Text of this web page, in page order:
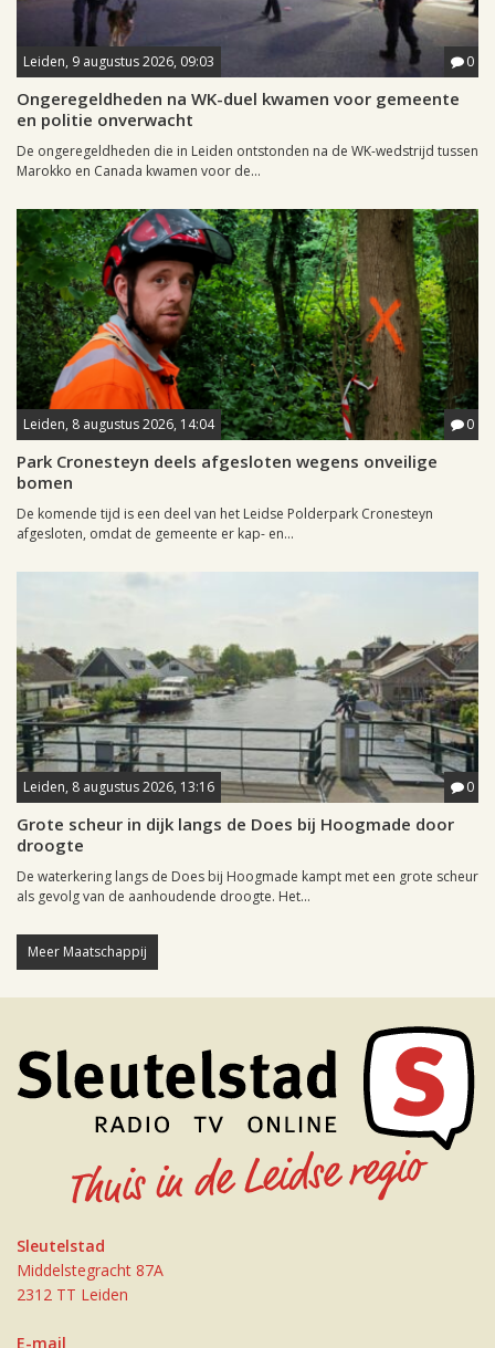
Leiden, 9 augustus 2026, 09:03 0
Ongeregeldheden na WK-duel kwamen voor gemeente
en politie onverwacht
De ongeregeldheden die in Leiden ontstonden na de WK-wedstrijd tussen
Marokko en Canada kwamen voor de...
Leiden, 8 augustus 2026, 14:04 0
Park Cronesteyn deels afgesloten wegens onveilige
bomen
De komende tijd is een deel van het Leidse Polderpark Cronesteyn
afgesloten, omdat de gemeente er kap- en...
Leiden, 8 augustus 2026, 13:16 0
Grote scheur in dijk langs de Does bij Hoogmade door
droogte
De waterkering langs de Does bij Hoogmade kampt met een grote scheur
als gevolg van de aanhoudende droogte. Het...
Meer Maatschappij
Sleutelstad
Middelstegracht 87A
2312 TT Leiden
E-mail